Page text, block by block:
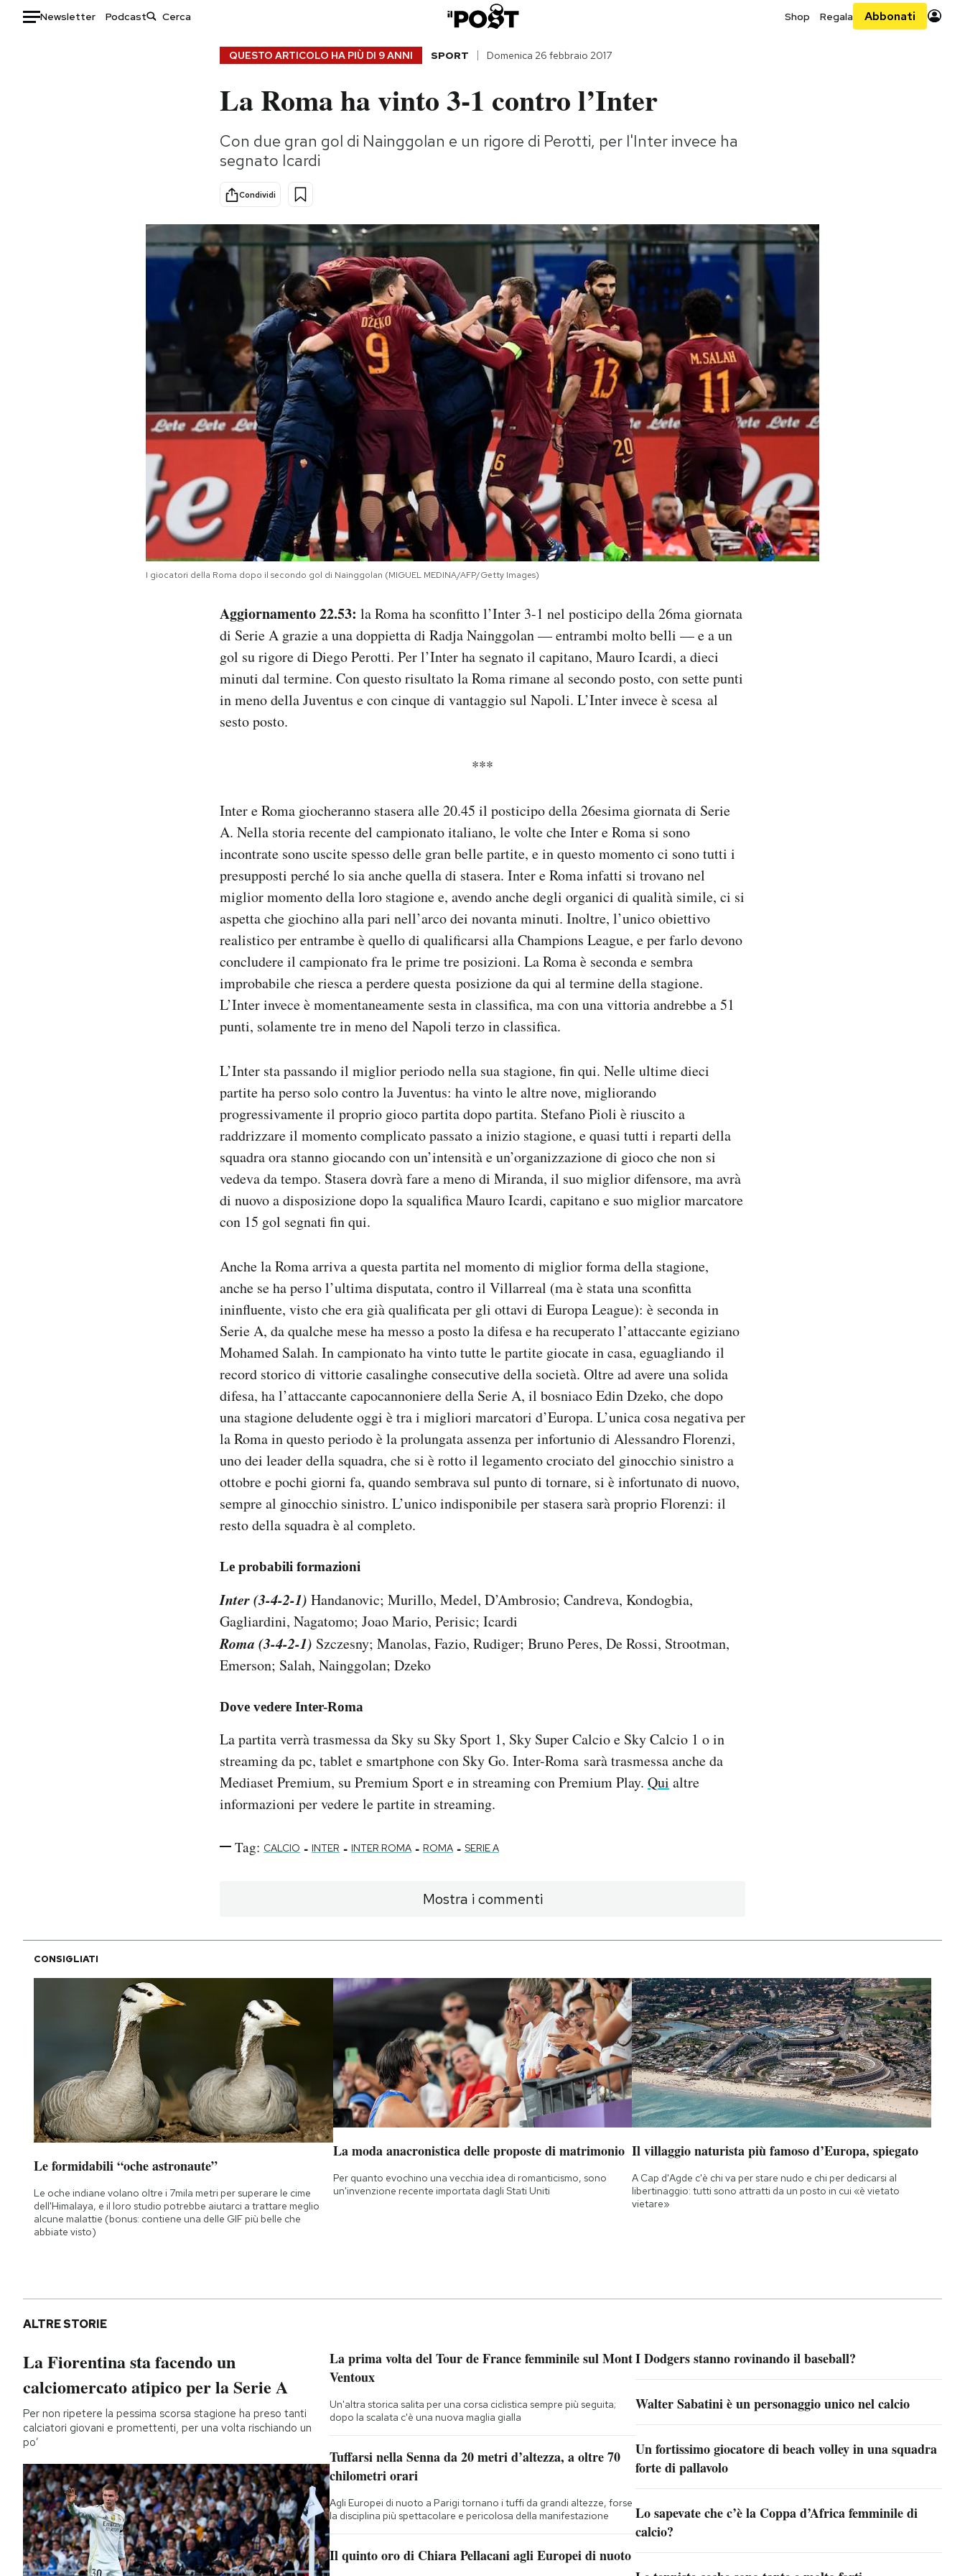
Newsletter Podcast Shop Regala Abbonati
Consumismi
Storie/Idee
Ok Boomer!
Media
Europa
Altrecose
Mondiali calcio 2026
QUESTO ARTICOLO HA PIÙ DI 9 ANNI SPORT Domenica 26 febbraio 2017
La Roma ha vinto 3-1 contro l’Inter
Con due gran gol di Nainggolan e un rigore di Perotti, per l'Inter invece ha
segnato Icardi
Condividi
I giocatori della Roma dopo il secondo gol di Nainggolan (MIGUEL MEDINA/AFP/Getty Images)
Aggiornamento 22.53: la Roma ha sconfitto l’Inter 3-1 nel posticipo della 26ma giornata
di Serie A grazie a una doppietta di Radja Nainggolan — entrambi molto belli — e a un
gol su rigore di Diego Perotti. Per l’Inter ha segnato il capitano, Mauro Icardi, a dieci
minuti dal termine. Con questo risultato la Roma rimane al secondo posto, con sette punti
in meno della Juventus e con cinque di vantaggio sul Napoli. L’Inter invece è scesa al
sesto posto.
***
Inter e Roma giocheranno stasera alle 20.45 il posticipo della 26esima giornata di Serie
A. Nella storia recente del campionato italiano, le volte che Inter e Roma si sono
incontrate sono uscite spesso delle gran belle partite, e in questo momento ci sono tutti i
presupposti perché lo sia anche quella di stasera. Inter e Roma infatti si trovano nel
miglior momento della loro stagione e, avendo anche degli organici di qualità simile, ci si
aspetta che giochino alla pari nell’arco dei novanta minuti. Inoltre, l’unico obiettivo
realistico per entrambe è quello di qualificarsi alla Champions League, e per farlo devono
concludere il campionato fra le prime tre posizioni. La Roma è seconda e sembra
improbabile che riesca a perdere questa posizione da qui al termine della stagione.
L’Inter invece è momentaneamente sesta in classifica, ma con una vittoria andrebbe a 51
punti, solamente tre in meno del Napoli terzo in classifica.
L’Inter sta passando il miglior periodo nella sua stagione, fin qui. Nelle ultime dieci
partite ha perso solo contro la Juventus: ha vinto le altre nove, migliorando
progressivamente il proprio gioco partita dopo partita. Stefano Pioli è riuscito a
raddrizzare il momento complicato passato a inizio stagione, e quasi tutti i reparti della
squadra ora stanno giocando con un’intensità e un’organizzazione di gioco che non si
vedeva da tempo. Stasera dovrà fare a meno di Miranda, il suo miglior difensore, ma avrà
di nuovo a disposizione dopo la squalifica Mauro Icardi, capitano e suo miglior marcatore
con 15 gol segnati fin qui.
Anche la Roma arriva a questa partita nel momento di miglior forma della stagione,
anche se ha perso l’ultima disputata, contro il Villarreal (ma è stata una sconfitta
ininfluente, visto che era già qualificata per gli ottavi di Europa League): è seconda in
Serie A, da qualche mese ha messo a posto la difesa e ha recuperato l’attaccante egiziano
Mohamed Salah. In campionato ha vinto tutte le partite giocate in casa, eguagliando il
record storico di vittorie casalinghe consecutive della società. Oltre ad avere una solida
difesa, ha l’attaccante capocannoniere della Serie A, il bosniaco Edin Dzeko, che dopo
una stagione deludente oggi è tra i migliori marcatori d’Europa. L’unica cosa negativa per
la Roma in questo periodo è la prolungata assenza per infortunio di Alessandro Florenzi,
uno dei leader della squadra, che si è rotto il legamento crociato del ginocchio sinistro a
ottobre e pochi giorni fa, quando sembrava sul punto di tornare, si è infortunato di nuovo,
sempre al ginocchio sinistro. L’unico indisponibile per stasera sarà proprio Florenzi: il
resto della squadra è al completo.
Le probabili formazioni
Inter (3-4-2-1) Handanovic; Murillo, Medel, D’Ambrosio; Candreva, Kondogbia,
Gagliardini, Nagatomo; Joao Mario, Perisic; Icardi
Roma (3-4-2-1) Szczesny; Manolas, Fazio, Rudiger; Bruno Peres, De Rossi, Strootman,
Emerson; Salah, Nainggolan; Dzeko
Dove vedere Inter-Roma
La partita verrà trasmessa da Sky su Sky Sport 1, Sky Super Calcio e Sky Calcio 1 o in
streaming da pc, tablet e smartphone con Sky Go. Inter-Roma sarà trasmessa anche da
Mediaset Premium, su Premium Sport e in streaming con Premium Play. Qui altre
informazioni per vedere le partite in streaming.
Tag: CALCIO - INTER - INTER ROMA - ROMA - SERIE A
Mostra i commenti
CONSIGLIATI
Le formidabili “oche astronaute”
Le oche indiane volano oltre i 7mila metri per superare le cime
dell'Himalaya, e il loro studio potrebbe aiutarci a trattare meglio
alcune malattie (bonus: contiene una delle GIF più belle che
abbiate visto)
La moda anacronistica delle proposte di matrimonio
Per quanto evochino una vecchia idea di romanticismo, sono
un'invenzione recente importata dagli Stati Uniti
Il villaggio naturista più famoso d’Europa, spiegato
A Cap d'Agde c'è chi va per stare nudo e chi per dedicarsi al
libertinaggio: tutti sono attratti da un posto in cui «è vietato
vietare»
ALTRE STORIE
La Fiorentina sta facendo un
calciomercato atipico per la Serie A
Per non ripetere la pessima scorsa stagione ha preso tanti
calciatori giovani e promettenti, per una volta rischiando un
po’
La prima volta del Tour de France femminile sul Mont
Ventoux
Un'altra storica salita per una corsa ciclistica sempre più seguita;
dopo la scalata c'è una nuova maglia gialla
Tuffarsi nella Senna da 20 metri d’altezza, a oltre 70
chilometri orari
Agli Europei di nuoto a Parigi tornano i tuffi da grandi altezze, forse
la disciplina più spettacolare e pericolosa della manifestazione
Il quinto oro di Chiara Pellacani agli Europei di nuoto
I Dodgers stanno rovinando il baseball?
Walter Sabatini è un personaggio unico nel calcio
Un fortissimo giocatore di beach volley in una squadra
forte di pallavolo
Lo sapevate che c’è la Coppa d’Africa femminile di
calcio?